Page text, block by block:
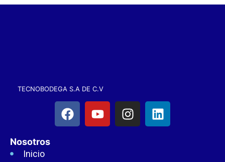
TECNOBODEGA S.A DE C.V
Nosotros
Inicio